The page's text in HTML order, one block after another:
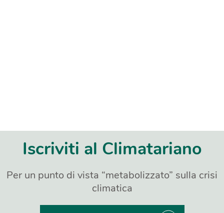
Iscriviti al Climatariano
Per un punto di vista “metabolizzato” sulla crisi
climatica